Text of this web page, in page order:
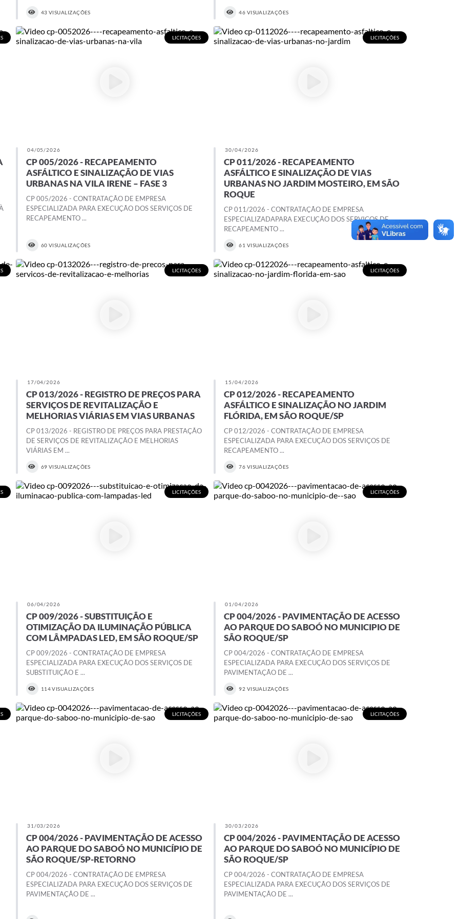
43 VISUALIZAÇÕES 46 VISUALIZAÇÕES
LICITAÇÕES
04/05/2026
CP 005/2026 - RECAPEAMENTO
ASFÁLTICO E SINALIZAÇÃO DE VIAS
URBANAS NA VILA IRENE – FASE 3
CP 005/2026 - CONTRATAÇÃO DE EMPRESA
ESPECIALIZADA PARA EXECUÇÃO DOS SERVIÇOS DE
RECAPEAMENTO ...
60 VISUALIZAÇÕES
LICITAÇÕES
30/04/2026
CP 011/2026 - RECAPEAMENTO
ASFÁLTICO E SINALIZAÇÃO DE VIAS
URBANAS NO JARDIM MOSTEIRO, EM SÃO
ROQUE
CP 011/2026 - CONTRATAÇÃO DE EMPRESA
ESPECIALIZADAPARA EXECUÇÃO DOS SERVIÇOS DE
RECAPEAMENTO ...
61 VISUALIZAÇÕES
LICITAÇÕES
17/04/2026
CP 013/2026 - REGISTRO DE PREÇOS PARA
SERVIÇOS DE REVITALIZAÇÃO E
MELHORIAS VIÁRIAS EM VIAS URBANAS
CP 013/2026 - REGISTRO DE PREÇOS PARA PRESTAÇÃO
DE SERVIÇOS DE REVITALIZAÇÃO E MELHORIAS
VIÁRIAS EM ...
69 VISUALIZAÇÕES
LICITAÇÕES
15/04/2026
CP 012/2026 - RECAPEAMENTO
ASFÁLTICO E SINALIZAÇÃO NO JARDIM
FLÓRIDA, EM SÃO ROQUE/SP
CP 012/2026 - CONTRATAÇÃO DE EMPRESA
ESPECIALIZADA PARA EXECUÇÃO DOS SERVIÇOS DE
RECAPEAMENTO ...
76 VISUALIZAÇÕES
LICITAÇÕES
06/04/2026
CP 009/2026 - SUBSTITUIÇÃO E
OTIMIZAÇÃO DA ILUMINAÇÃO PÚBLICA
COM LÂMPADAS LED, EM SÃO ROQUE/SP
CP 009/2026 - CONTRATAÇÃO DE EMPRESA
ESPECIALIZADA PARA EXECUÇÃO DOS SERVIÇOS DE
SUBSTITUIÇÃO E ...
114 VISUALIZAÇÕES
LICITAÇÕES
01/04/2026
CP 004/2026 - PAVIMENTAÇÃO DE ACESSO
AO PARQUE DO SABOÓ NO MUNICIPIO DE
SÃO ROQUE/SP
CP 004/2026 - CONTRATAÇÃO DE EMPRESA
ESPECIALIZADA PARA EXECUÇÃO DOS SERVIÇOS DE
PAVIMENTAÇÃO DE ...
92 VISUALIZAÇÕES
LICITAÇÕES
31/03/2026
CP 004/2026 - PAVIMENTAÇÃO DE ACESSO
AO PARQUE DO SABOÓ NO MUNICÍPIO DE
SÃO ROQUE/SP-RETORNO
CP 004/2026 - CONTRATAÇÃO DE EMPRESA
ESPECIALIZADA PARA EXECUÇÃO DOS SERVIÇOS DE
PAVIMENTAÇÃO DE ...
LICITAÇÕES
30/03/2026
CP 004/2026 - PAVIMENTAÇÃO DE ACESSO
AO PARQUE DO SABOÓ NO MUNICÍPIO DE
SÃO ROQUE/SP
CP 004/2026 - CONTRATAÇÃO DE EMPRESA
ESPECIALIZADA PARA EXECUÇÃO DOS SERVIÇOS DE
PAVIMENTAÇÃO DE ...